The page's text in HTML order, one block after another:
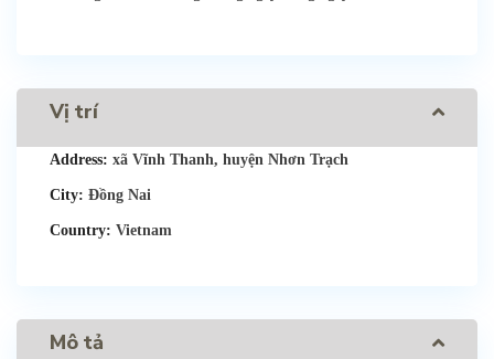
Vị trí
Address: xã Vĩnh Thanh, huyện Nhơn Trạch
City: Đồng Nai
Country: Vietnam
Mô tả